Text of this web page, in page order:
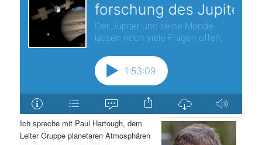
Ich spreche mit Paul Hartough, dem
Leiter Gruppe planetaren Atmosphären